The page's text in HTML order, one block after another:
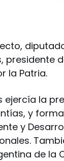
la Patria.
ejercía la
y
y
de la